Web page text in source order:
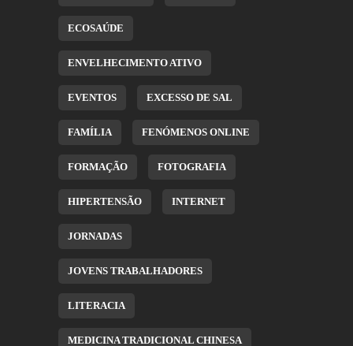
ECOSAÚDE
ENVELHECIMENTO ATIVO
EVENTOS EXCESSO DE SAL
FAMÍLIA FENÓMENOS ONLINE
FORMAÇÃO FOTOGRAFIA
HIPERTENSÃO INTERNET
JORNADAS
JOVENS TRABALHADORES
LITERACIA
MEDICINA TRADICIONAL CHINESA